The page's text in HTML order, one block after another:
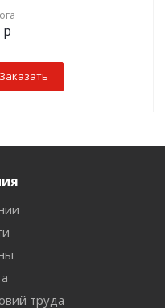
р
Заказать
труда